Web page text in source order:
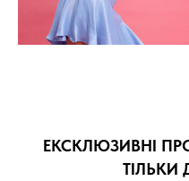
ЕКСКЛЮЗИВНІ